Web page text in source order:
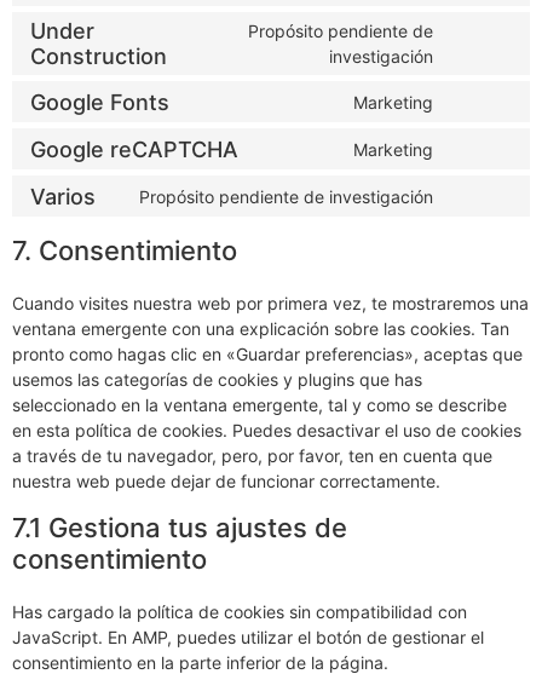
Under
Construction
Propósito pendiente de
investigación
Google Fonts Marketing
Google reCAPTCHA Marketing
Varios Propósito pendiente de investigación
7. Consentimiento
Cuando visites nuestra web por primera vez, te mostraremos una
ventana emergente con una explicación sobre las cookies. Tan
pronto como hagas clic en «Guardar preferencias», aceptas que
usemos las categorías de cookies y plugins que has
seleccionado en la ventana emergente, tal y como se describe
en esta política de cookies. Puedes desactivar el uso de cookies
a través de tu navegador, pero, por favor, ten en cuenta que
nuestra web puede dejar de funcionar correctamente.
7.1 Gestiona tus ajustes de
consentimiento
Has cargado la política de cookies sin compatibilidad con
JavaScript. En AMP, puedes utilizar el botón de gestionar el
consentimiento en la parte inferior de la página.